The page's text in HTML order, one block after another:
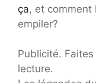
ça, et comment
empiler?
Publicité.
lecture.